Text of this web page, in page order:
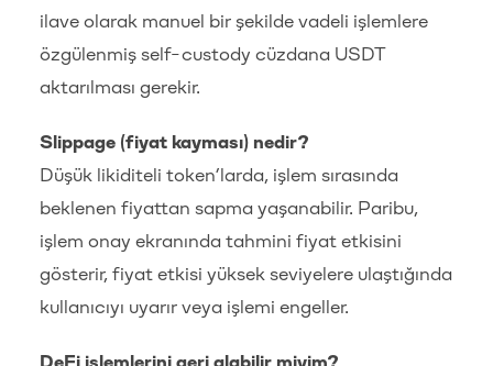
ilave olarak manuel bir şekilde vadeli işlemlere
özgülenmiş self-custody cüzdana USDT
aktarılması gerekir.
Slippage (fiyat kayması) nedir?
Düşük likiditeli token’larda, işlem sırasında
beklenen fiyattan sapma yaşanabilir. Paribu,
işlem onay ekranında tahmini fiyat etkisini
gösterir, fiyat etkisi yüksek seviyelere ulaştığında
kullanıcıyı uyarır veya işlemi engeller.